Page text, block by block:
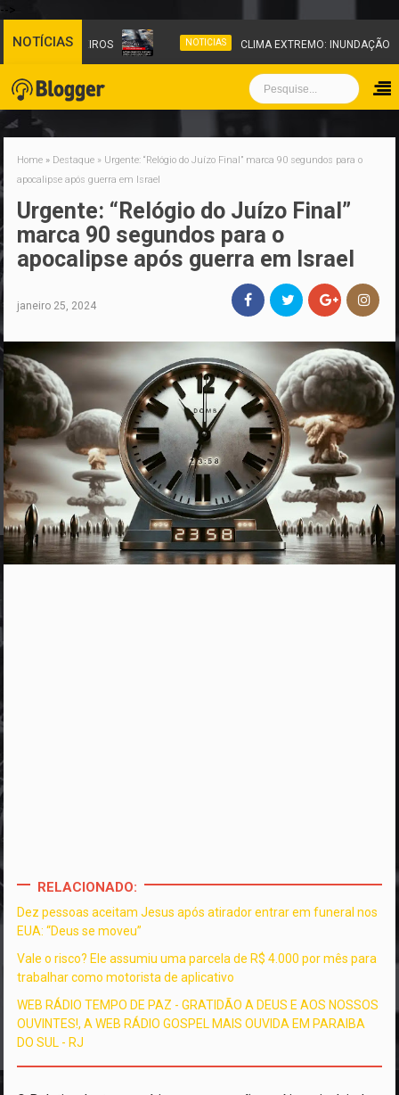
-->
NOTÍCIAS
DE BOMBEIROS NOTICIAS CLIMA EXTREMO: INUNDAÇÃO
Home » Destaque » Urgente: “Relógio do Juízo Final” marca 90 segundos para o
apocalipse após guerra em Israel
Urgente: “Relógio do Juízo Final”
marca 90 segundos para o
apocalipse após guerra em Israel
janeiro 25, 2024
RELACIONADO:
Dez pessoas aceitam Jesus após atirador entrar em funeral nos
EUA: “Deus se moveu”
Vale o risco? Ele assumiu uma parcela de R$ 4.000 por mês para
trabalhar como motorista de aplicativo
WEB RÁDIO TEMPO DE PAZ - GRATIDÃO A DEUS E AOS NOSSOS
OUVINTES!, A WEB RÁDIO GOSPEL MAIS OUVIDA EM PARAIBA
DO SUL - RJ